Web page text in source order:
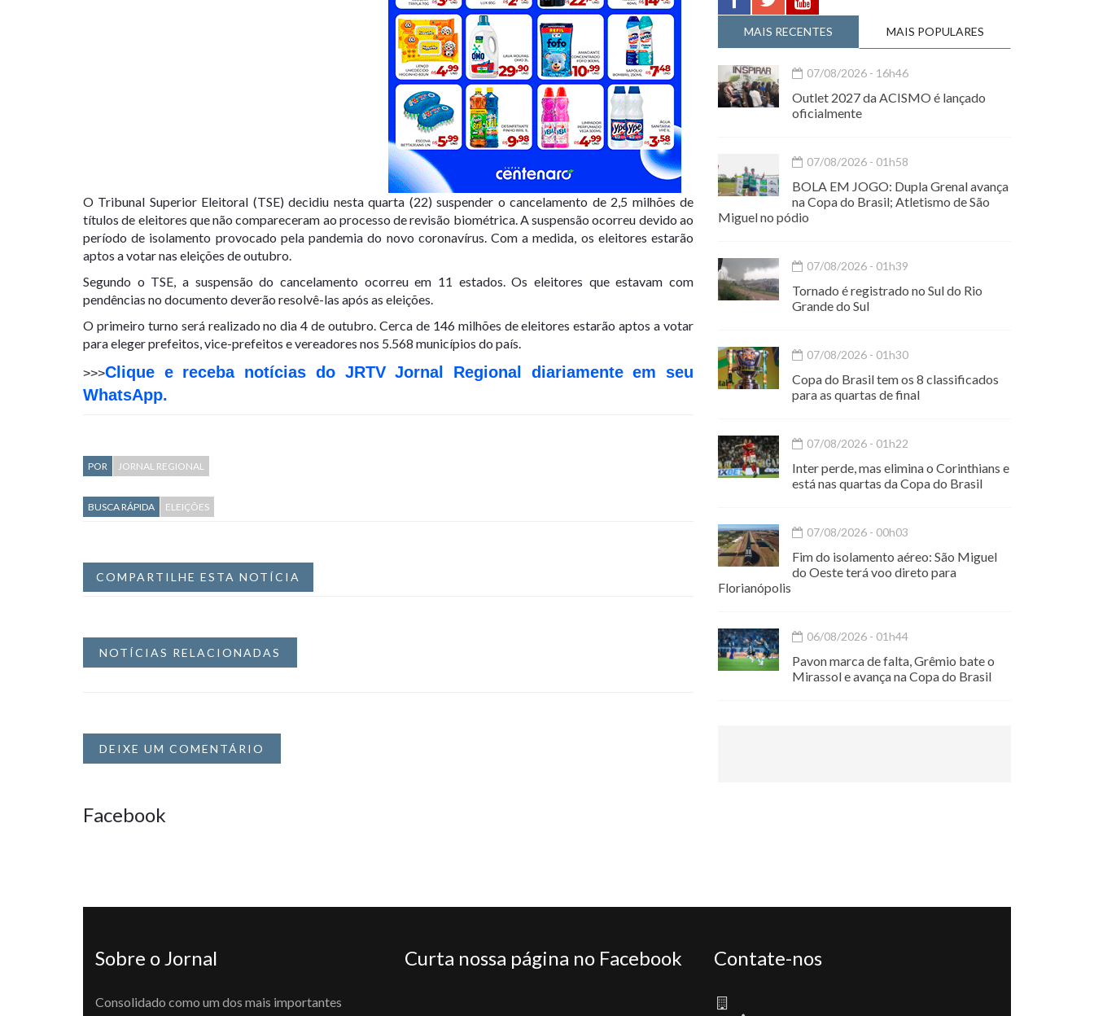
O Tribunal Superior Eleitoral (TSE) decidiu nesta quarta (22) suspender o cancelamento de 2,5 milhões de
títulos de eleitores que não compareceram ao processo de revisão biométrica. A suspensão ocorreu devido ao
período de isolamento provocado pela pandemia do novo coronavírus. Com a medida, os eleitores estarão
aptos a votar nas eleições de outubro.
Segundo o TSE, a suspensão do cancelamento ocorreu em 11 estados. Os eleitores que estavam com
pendências no documento deverão resolvê-las após as eleições.
O primeiro turno será realizado no dia 4 de outubro. Cerca de 146 milhões de eleitores estarão aptos a votar
para eleger prefeitos, vice-prefeitos e vereadores nos 5.568 municípios do país.
>>>Clique e receba notícias do JRTV Jornal Regional diariamente em seu
WhatsApp.
POR JORNAL REGIONAL
BUSCA RÁPIDA ELEIÇÕES
COMPARTILHE ESTA NOTÍCIA
NOTÍCIAS RELACIONADAS
DEIXE UM COMENTÁRIO
Facebook
MAIS RECENTES MAIS POPULARES
07/08/2026 - 16h46
Outlet 2027 da ACISMO é lançado
oficialmente
07/08/2026 - 01h58
BOLA EM JOGO: Dupla Grenal avança
na Copa do Brasil; Atletismo de São
Miguel no pódio
07/08/2026 - 01h39
Tornado é registrado no Sul do Rio
Grande do Sul
07/08/2026 - 01h30
Copa do Brasil tem os 8 classificados
para as quartas de final
07/08/2026 - 01h22
Inter perde, mas elimina o Corinthians e
está nas quartas da Copa do Brasil
07/08/2026 - 00h03
Fim do isolamento aéreo: São Miguel
do Oeste terá voo direto para
Florianópolis
06/08/2026 - 01h44
Pavon marca de falta, Grêmio bate o
Mirassol e avança na Copa do Brasil
Sobre o Jornal
Consolidado como um dos mais importantes
Curta nossa página no Facebook Contate-nos